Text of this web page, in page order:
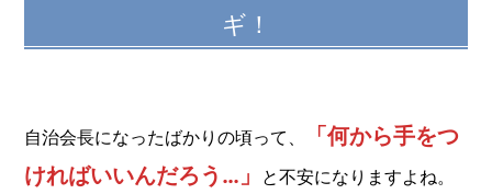
ギ！
自治会長になったばかりの頃って、
「何から手をつ
ければいいんだろう…」
と不安になりますよね。